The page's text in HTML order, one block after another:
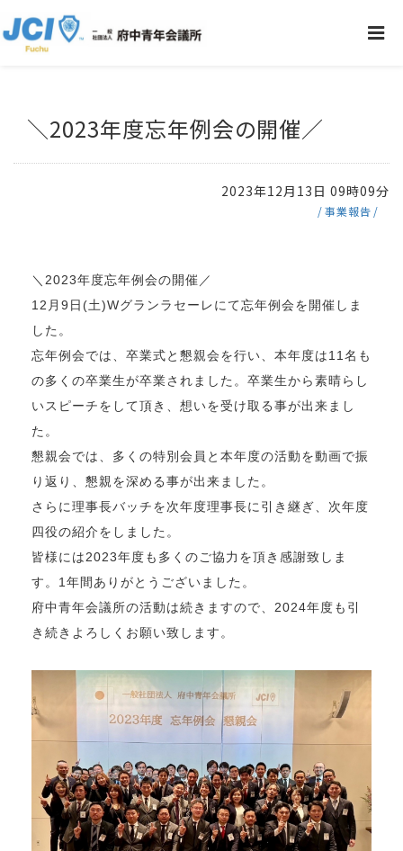
＼2023年度忘年例会の開催／
2023年12月13日 09時09分
事業報告
＼2023年度忘年例会の開催／
12月9日(土)Wグランラセーレにて忘年例会を開催しま
した。
忘年例会では、卒業式と懇親会を行い、本年度は11名も
の多くの卒業生が卒業されました。卒業生から素晴らし
いスピーチをして頂き、想いを受け取る事が出来まし
た。
懇親会では、多くの特別会員と本年度の活動を動画で振
り返り、懇親を深める事が出来ました。
さらに理事長バッチを次年度理事長に引き継ぎ、次年度
四役の紹介をしました。
皆様には2023年度も多くのご協力を頂き感謝致しま
す。1年間ありがとうございました。
府中青年会議所の活動は続きますので、2024年度も引
き続きよろしくお願い致します。